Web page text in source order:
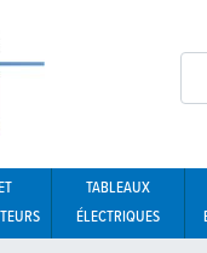
TABLEAUX
ÉLECTRIQUES